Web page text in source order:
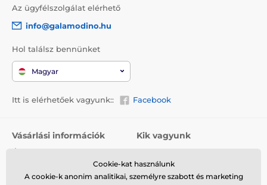
Az ügyfélszolgálat elérhető
info@galamodino.hu
Hol találsz bennünket
Magyar
Itt is elérhetőek vagyunk:: Facebook
Vásárlási információk
Szállítás
Kik vagyunk
Elérhetőségek
Cookie-kat használunk
A cookie-k anonim analitikai, személyre szabott és marketing